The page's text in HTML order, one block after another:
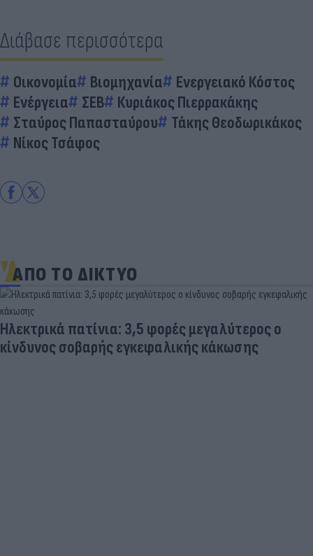
Διάβασε περισσότερα
Οικονομία Βιομηχανία
Ενεργειακό Κόστος
Ενέργεια
ΣΕΒ
Κυριάκος Πιερρακάκης
Σταύρος Παπασταύρου
Τάκης Θεοδωρικάκος
Νίκος Τσάφος
ΑΠΟ ΤΟ ΔΙΚΤΥΟ
Ηλεκτρικά πατίνια: 3,5 φορές μεγαλύτερος ο
κίνδυνος σοβαρής εγκεφαλικής κάκωσης